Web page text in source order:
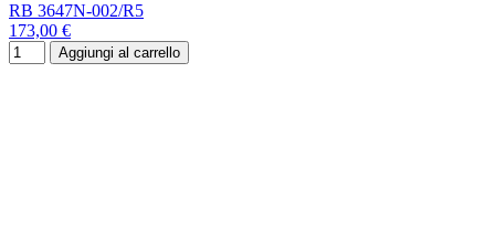
RB 3647N-002/R5
173,00 €
Aggiungi al carrello